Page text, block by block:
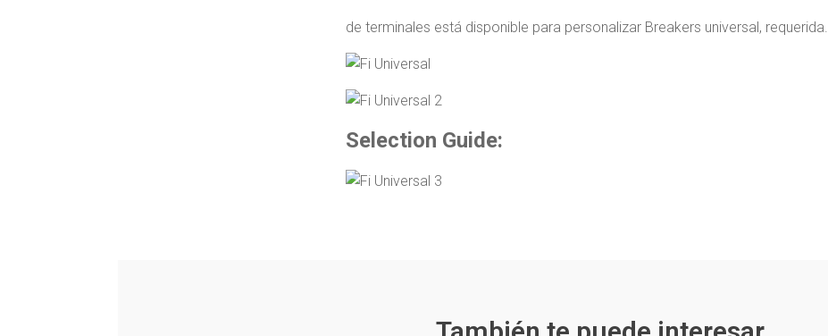
de terminales está disponible para personalizar Breakers universal, requerida.
Selection Guide: